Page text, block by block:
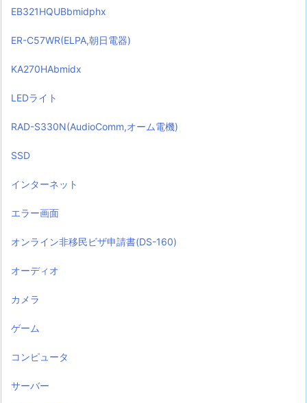
EB321HQUBbmidphx
ER-C57WR(ELPA,朝日電器)
KA270HAbmidx
LEDライト
RAD-S330N(AudioComm,オーム電機)
SSD
インターネット
エラー画面
オンライン非移民ビザ申請書(DS-160)
オーディオ
カメラ
ゲーム
コンピュータ
サーバー